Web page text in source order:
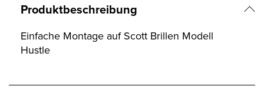
Produktbeschreibung
Einfache Montage auf Scott Brillen Modell
Hustle